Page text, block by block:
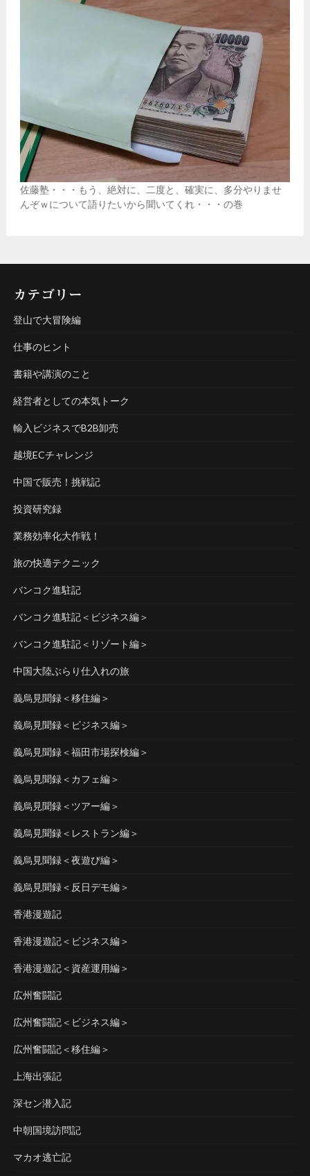
佐藤塾・・・もう、絶対に、二度と、確実に、多分やりませ
んぞｗについて語りたいから聞いてくれ・・・の巻
カテゴリー
登山で大冒険編
仕事のヒント
書籍や講演のこと
経営者としての本気トーク
輸入ビジネスでB2B卸売
越境ECチャレンジ
中国で販売！挑戦記
投資研究録
業務効率化大作戦！
旅の快適テクニック
バンコク進駐記
バンコク進駐記＜ビジネス編＞
バンコク進駐記＜リゾート編＞
中国大陸ぶらり仕入れの旅
義烏見聞録＜移住編＞
義烏見聞録＜ビジネス編＞
義烏見聞録＜福田市場探検編＞
義烏見聞録＜カフェ編＞
義烏見聞録＜ツアー編＞
義烏見聞録＜レストラン編＞
義烏見聞録＜夜遊び編＞
義烏見聞録＜反日デモ編＞
香港漫遊記
香港漫遊記＜ビジネス編＞
香港漫遊記＜資産運用編＞
広州奮闘記
広州奮闘記＜ビジネス編＞
広州奮闘記＜移住編＞
上海出張記
深セン潜入記
中朝国境訪問記
マカオ逃亡記